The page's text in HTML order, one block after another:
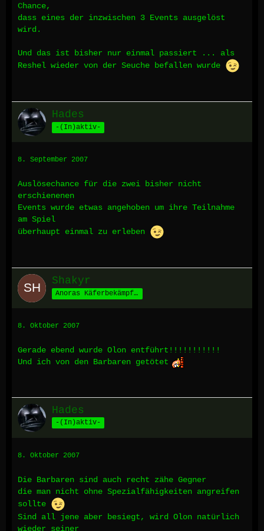
Chance,
dass eines der inzwischen 3 Events ausgelöst
wird.
Und das ist bisher nur einmal passiert ... als
Reshel wieder von der Seuche befallen wurde
Hades
-(In)aktiv-
8. September 2007
Auslösechance für die zwei bisher nicht
erschienenen
Events wurde etwas angehoben um ihre Teilnahme
am Spiel
überhaupt einmal zu erleben
Shakyr
Anoras Käferbekämpfer
8. Oktober 2007
Gerade ebend wurde Olon entführt!!!!!!!!!!!
Und ich von den Barbaren getötet
Hades
-(In)aktiv-
8. Oktober 2007
Die Barbaren sind auch recht zähe Gegner
die man nicht ohne Spezialfähigkeiten angreifen
sollte
Sind all jene aber besiegt, wird Olon natürlich
wieder seiner